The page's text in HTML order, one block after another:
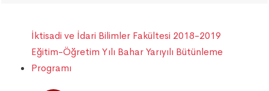
İktisadi ve İdari Bilimler Fakültesi 2018-2019
Eğitim-Öğretim Yılı Bahar Yarıyılı Bütünleme
Programı